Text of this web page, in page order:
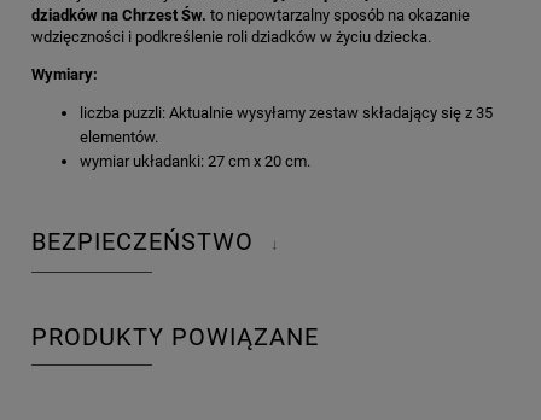
dziadków na Chrzest Św. to niepowtarzalny sposób na okazanie
wdzięczności i podkreślenie roli dziadków w życiu dziecka.
Wymiary:
liczba puzzli: Aktualnie wysyłamy zestaw składający się z 35
elementów.
wymiar układanki: 27 cm x 20 cm.
BEZPIECZEŃSTWO ↓
PRODUKTY POWIĄZANE